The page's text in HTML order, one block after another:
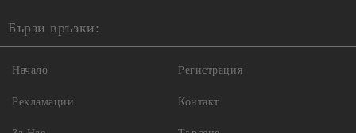
Бързи връзки:
Начало
Рекламации
Регистрация
Контакт